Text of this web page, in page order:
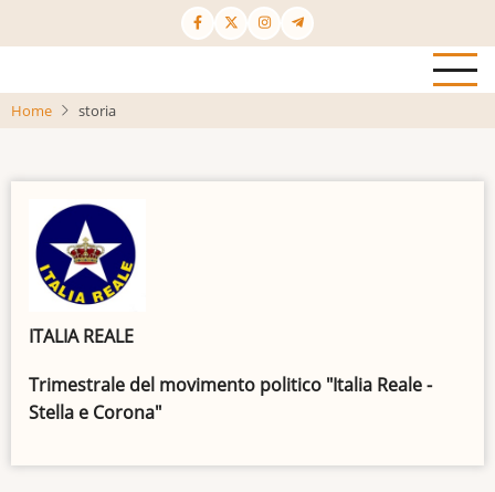
al
principale
Home storia
ITALIA REALE
Trimestrale del movimento politico "Italia Reale -
Stella e Corona"